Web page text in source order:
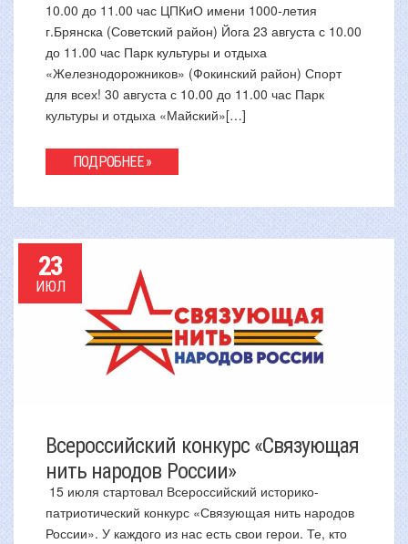
10.00 до 11.00 час ЦПКиО имени 1000-летия
г.Брянска (Советский район) Йога 23 августа с 10.00
до 11.00 час Парк культуры и отдыха
«Железнодорожников» (Фокинский район) Спорт
для всех! 30 августа с 10.00 до 11.00 час Парк
культуры и отдыха «Майский»[…]
ПОДРОБНЕЕ »
23
ИЮЛ
Всероссийский конкурс «Связующая
нить народов России»
15 июля стартовал Всероссийский историко-
патриотический конкурс «Связующая нить народов
России». У каждого из нас есть свои герои. Те, кто